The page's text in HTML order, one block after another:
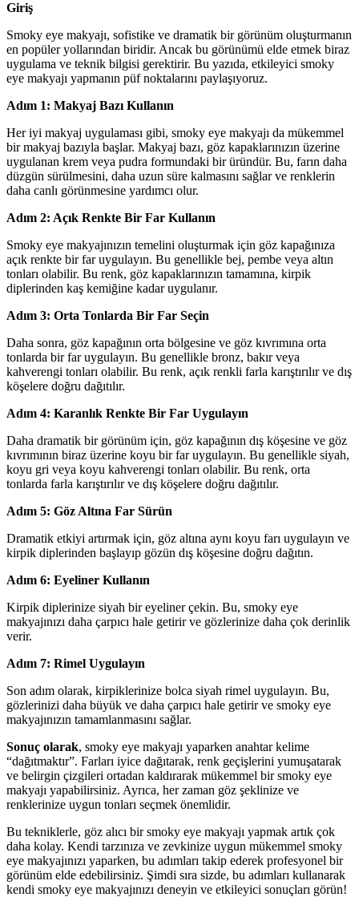
Giriş
Smoky eye makyajı, sofistike ve dramatik bir görünüm oluşturmanın
en popüler yollarından biridir. Ancak bu görünümü elde etmek biraz
uygulama ve teknik bilgisi gerektirir. Bu yazıda, etkileyici smoky
eye makyajı yapmanın püf noktalarını paylaşıyoruz.
Adım 1: Makyaj Bazı Kullanın
Her iyi makyaj uygulaması gibi, smoky eye makyajı da mükemmel
bir makyaj bazıyla başlar. Makyaj bazı, göz kapaklarınızın üzerine
uygulanan krem veya pudra formundaki bir üründür. Bu, farın daha
düzgün sürülmesini, daha uzun süre kalmasını sağlar ve renklerin
daha canlı görünmesine yardımcı olur.
Adım 2: Açık Renkte Bir Far Kullanın
Smoky eye makyajınızın temelini oluşturmak için göz kapağınıza
açık renkte bir far uygulayın. Bu genellikle bej, pembe veya altın
tonları olabilir. Bu renk, göz kapaklarınızın tamamına, kirpik
diplerinden kaş kemiğine kadar uygulanır.
Adım 3: Orta Tonlarda Bir Far Seçin
Daha sonra, göz kapağının orta bölgesine ve göz kıvrımına orta
tonlarda bir far uygulayın. Bu genellikle bronz, bakır veya
kahverengi tonları olabilir. Bu renk, açık renkli farla karıştırılır ve dış
köşelere doğru dağıtılır.
Adım 4: Karanlık Renkte Bir Far Uygulayın
Daha dramatik bir görünüm için, göz kapağının dış köşesine ve göz
kıvrımının biraz üzerine koyu bir far uygulayın. Bu genellikle siyah,
koyu gri veya koyu kahverengi tonları olabilir. Bu renk, orta
tonlarda farla karıştırılır ve dış köşelere doğru dağıtılır.
Adım 5: Göz Altına Far Sürün
Dramatik etkiyi artırmak için, göz altına aynı koyu farı uygulayın ve
kirpik diplerinden başlayıp gözün dış köşesine doğru dağıtın.
Adım 6: Eyeliner Kullanın
Kirpik diplerinize siyah bir eyeliner çekin. Bu, smoky eye
makyajınızı daha çarpıcı hale getirir ve gözlerinize daha çok derinlik
verir.
Adım 7: Rimel Uygulayın
Son adım olarak, kirpiklerinize bolca siyah rimel uygulayın. Bu,
gözlerinizi daha büyük ve daha çarpıcı hale getirir ve smoky eye
makyajınızın tamamlanmasını sağlar.
Sonuç olarak, smoky eye makyajı yaparken anahtar kelime
“dağıtmaktır”. Farları iyice dağıtarak, renk geçişlerini yumuşatarak
ve belirgin çizgileri ortadan kaldırarak mükemmel bir smoky eye
makyajı yapabilirsiniz. Ayrıca, her zaman göz şeklinize ve
renklerinize uygun tonları seçmek önemlidir.
Bu tekniklerle, göz alıcı bir smoky eye makyajı yapmak artık çok
daha kolay. Kendi tarzınıza ve zevkinize uygun mükemmel smoky
eye makyajınızı yaparken, bu adımları takip ederek profesyonel bir
görünüm elde edebilirsiniz. Şimdi sıra sizde, bu adımları kullanarak
kendi smoky eye makyajınızı deneyin ve etkileyici sonuçları görün!